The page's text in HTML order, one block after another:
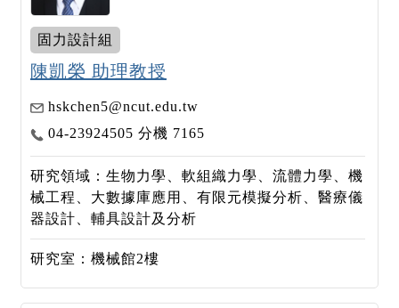
固力設計組
陳凱榮 助理教授
hskchen5@ncut.edu.tw
04-23924505 分機 7165
研究領域：生物力學、軟組織力學、流體力學、機
械工程、大數據庫應用、有限元模擬分析、醫療儀
器設計、輔具設計及分析
研究室：機械館2樓